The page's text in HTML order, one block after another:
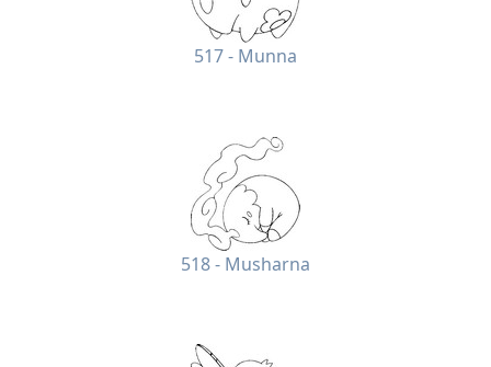
517 - Munna
518 - Musharna